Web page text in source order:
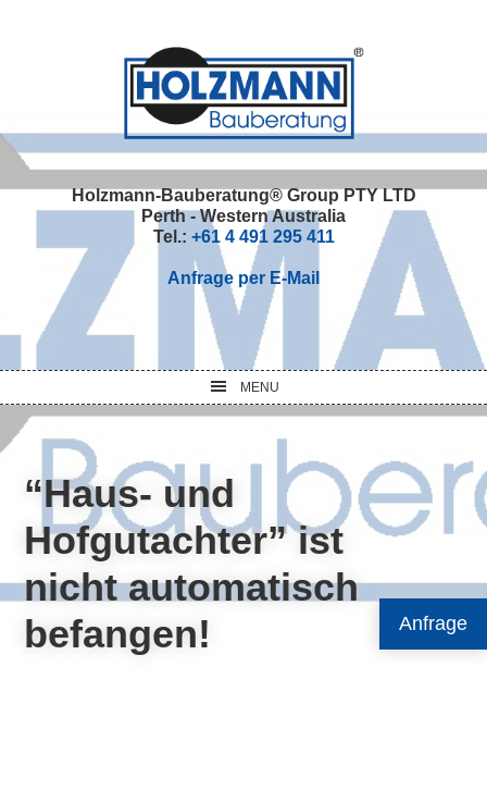
Anfrage
Holzmann-Bauberatung® Group PTY LTD
Perth - Western Australia
Tel.: +61 4 491 295 411
Anfrage per E-Mail
MENU
“Haus- und
Hofgutachter” ist
nicht automatisch
befangen!